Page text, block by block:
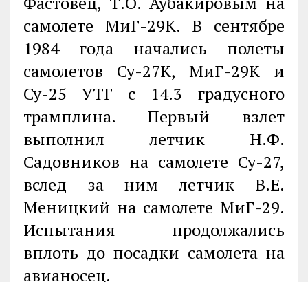
самолете МиГ-29К. В сентябре
1984 года начались полеты
самолетов Су-27К, МиГ-29К и
Су-25 УТГ с 14.3 градусного
трамплина. Первый взлет
выполнил летчик Н.Ф.
Садовников на самолете Су-27,
вслед за ним летчик В.Е.
Меницкий на самолете МиГ-29.
Испытания продолжались
вплоть до посадки самолета на
авианосец.